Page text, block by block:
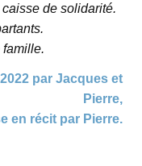
de solidarité.
famille.
par Jacques et
Pierre,
en récit par Pierre.